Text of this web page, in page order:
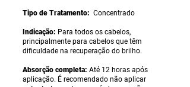
Tipo de Tratamento: Concentrado
Indicação: Para todos os cabelos,
principalmente para cabelos que têm
dificuldade na recuperação do brilho.
Absorção completa: Até 12 horas após
aplicação. É recomendado não aplicar